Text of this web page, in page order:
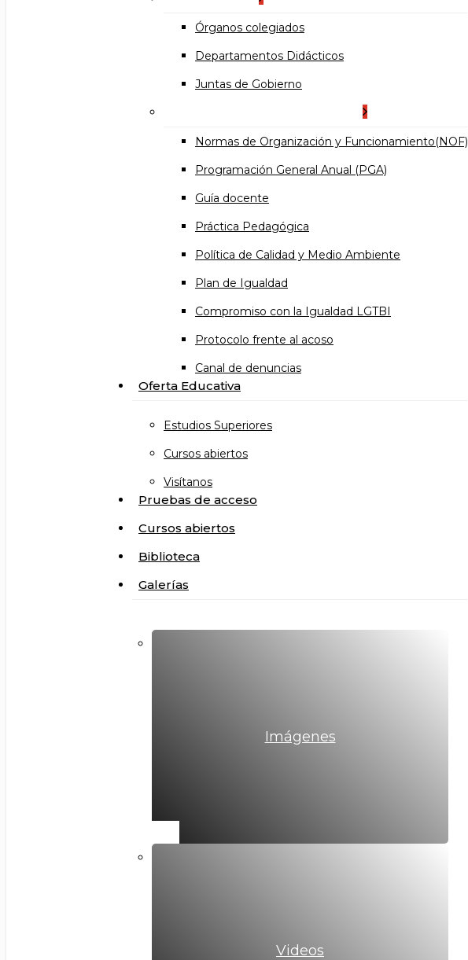
Órganos colegiados
Departamentos Didácticos
Juntas de Gobierno
Normas de Organización y Funcionamiento(NOF)
Programación General Anual (PGA)
Guía docente
Práctica Pedagógica
Política de Calidad y Medio Ambiente
Plan de Igualdad
Compromiso con la Igualdad LGTBI
Protocolo frente al acoso
Canal de denuncias
Oferta Educativa
Estudios Superiores
Cursos abiertos
Visítanos
Pruebas de acceso
Cursos abiertos
Biblioteca
Galerías
Imágenes
Videos